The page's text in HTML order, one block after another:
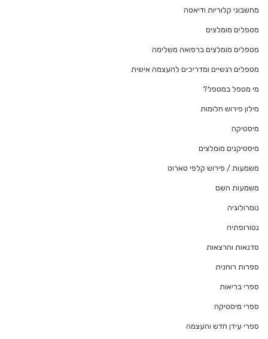
מחשבוני קלוריות ודיאטה
מטפלים מומלצים
מטפלים מומלצים ברפואה משלימה
מטפלים רגשיים ומדריכים להעצמה אישית
מי מטפל במטפל?
מילון פירוש חלומות
מיסטיקה
מיסטיקנים מומלצים
משמעות / פירוש קלפי טארוט
משמעות השם
נומרולוגיה
נטורופתיה
סדנאות והרצאות
ספרות רוחנית
ספרי בריאות
ספרי מיסטיקה
ספרי עידן חדש והעצמה